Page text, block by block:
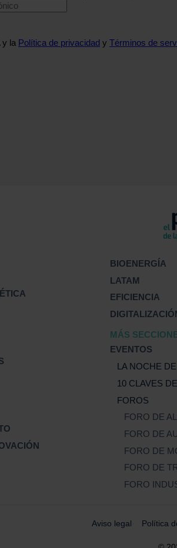
y la Política de privacidad y Términos de
BIOENERGÍA
LATAM
EFICIENCIA
MÁS
EVENTOS
LA NOCHE
10 CLAVES
FOROS
FORO DE
FORO DE
FORO DE
FORO DE
FORO
Aviso legal Política